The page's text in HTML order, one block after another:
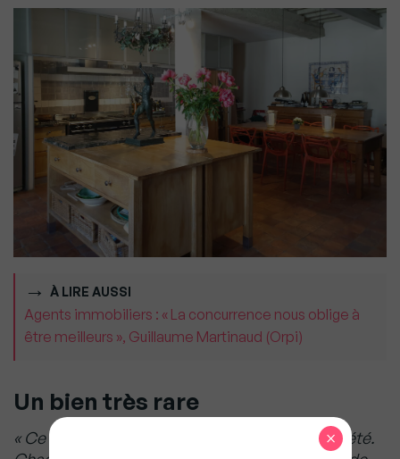
À LIRE AUSSI
Agents immobiliers : « La concurrence nous oblige à
être meilleurs », Guillaume Martinaud (Orpi)
Un bien très rare
« Ce lieu dépasse la notion classique de propriété.
×